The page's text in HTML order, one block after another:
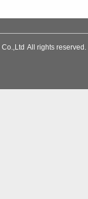
All rights